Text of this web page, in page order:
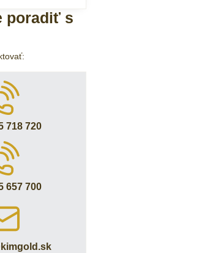
poradiť s
718 720
657 700